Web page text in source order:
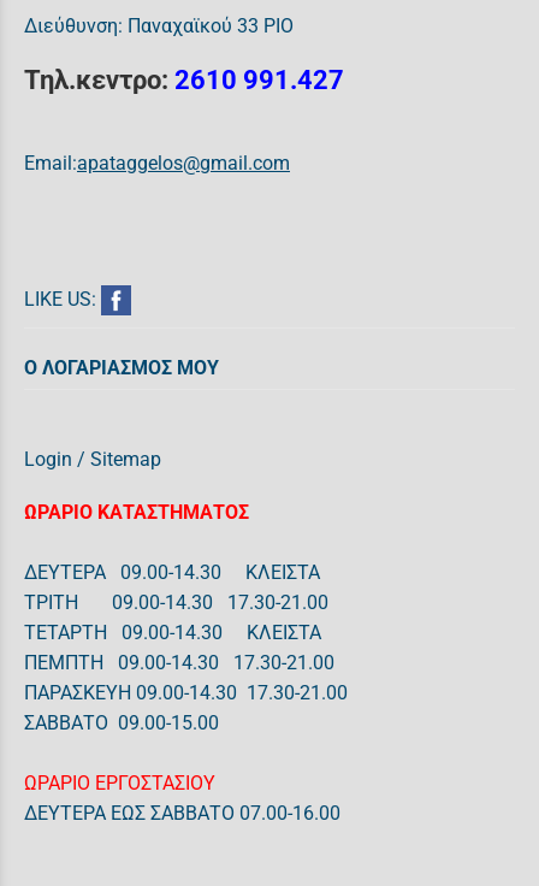
Διεύθυνση: Παναχαϊκού 33 ΡΙΟ
Τηλ.κεντρο: 2610 991.427
Email:apataggelos@gmail.com
LIKE US:
Ο ΛΟΓΑΡΙΑΣΜΟΣ ΜΟΥ
Login / Sitemap
ΩΡΑΡΙΟ ΚΑΤΑΣΤΗΜΑΤΟΣ
ΔΕΥΤΕΡΑ 09.00-14.30 ΚΛΕΙΣΤΑ
ΤΡΙΤΗ 09.00-14.30 17.30-21.00
ΤΕΤΑΡΤΗ 09.00-14.30 ΚΛΕΙΣΤΑ
ΠΕΜΠΤΗ 09.00-14.30 17.30-21.00
ΠΑΡΑΣΚΕΥΗ 09.00-14.30 17.30-21.00
ΣΑΒΒΑΤΟ 09.00-15.00
ΩΡΑΡΙΟ ΕΡΓΟΣΤΑΣΙΟΥ
ΔΕΥΤΕΡΑ ΕΩΣ ΣΑΒΒΑΤΟ 07.00-16.00